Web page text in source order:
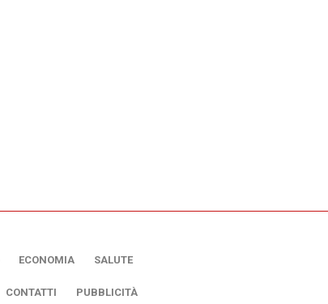
ECONOMIA SALUTE
CONTATTI PUBBLICITÀ